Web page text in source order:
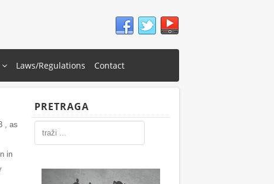
Laws/Regulations Contact
, as
in
PRETRAGA